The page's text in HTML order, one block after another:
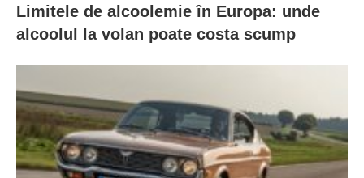
Limitele de alcoolemie în Europa: unde
alcoolul la volan poate costa scump